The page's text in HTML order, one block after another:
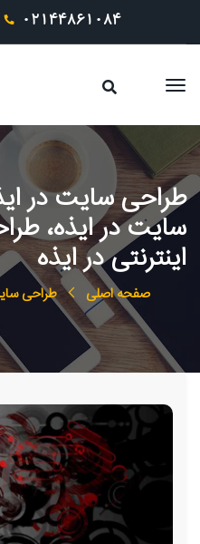
02144861084
طراحی سایت در
سایت در ایذه،
اینترنتی در ایذه
صفحه اصلی طراحی